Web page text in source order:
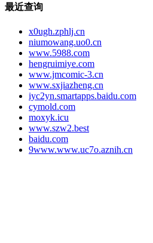
最近查询
x0ugh.zphlj.cn
niumowang.uo0.cn
www.5988.com
hengruimiye.com
www.jmcomic-3.cn
www.sxjiazheng.cn
iyc2yn.smartapps.baidu.com
cymold.com
moxyk.icu
www.szw2.best
baidu.com
9www.www.uc7o.aznih.cn